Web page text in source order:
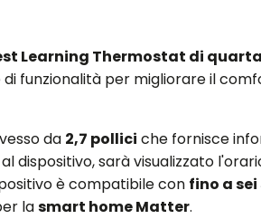
Learning Thermostat di
funzionalità per migliorare il
da 2,7 pollici che fornisce
sarà visualizzato
è compatibile con fino a
lasmart home Matter.